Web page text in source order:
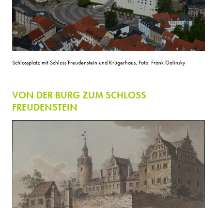
Schlossplatz mit Schloss Freudenstein und Krügerhaus, Foto: Frank Galinsky
VON DER BURG ZUM SCHLOSS
FREUDENSTEIN